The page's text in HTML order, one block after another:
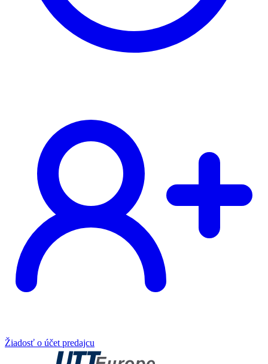
Žiadosť o účet predajcu